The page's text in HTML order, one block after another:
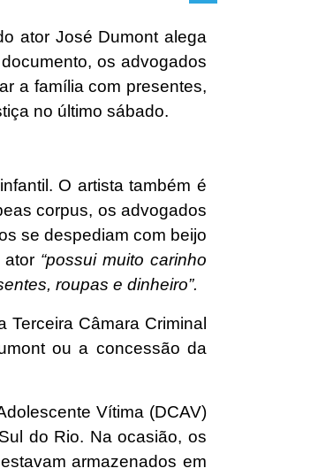
ator José Dumont alega
os advogados
a família com presentes,
no último sábado.
O artista também é
corpus, os advogados
se despediam com beijo
ator “possui muito carinho
roupas e dinheiro”.
Câmara Criminal
ou a concessão da
Vítima (DCAV)
do Rio. Na ocasião, os
armazenados em